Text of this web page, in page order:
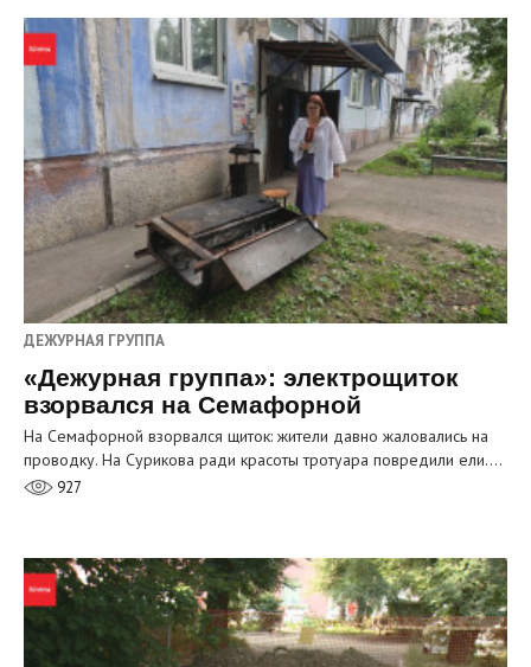
ДЕЖУРНАЯ ГРУППА
«Дежурная группа»: электрощиток
взорвался на Семафорной
На Семафорной взорвался щиток: жители давно жаловались на
проводку. На Сурикова ради красоты тротуара повредили ели.…
927